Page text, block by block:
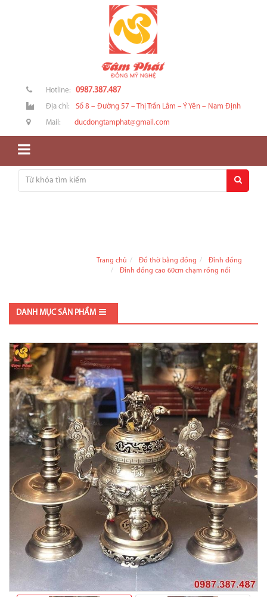
Hotline: 0987.387.487
Địa chỉ: Số 8 – Đường 57 – Thị Trấn Lâm – Ý Yên – Nam Định
Mail: ducdongtamphat@gmail.com
Trang chủ Đồ thờ bằng đồng
Đỉnh đồng
Đỉnh đồng cao 60cm chạm rồng nổi
DANH MỤC SẢN PHẨM